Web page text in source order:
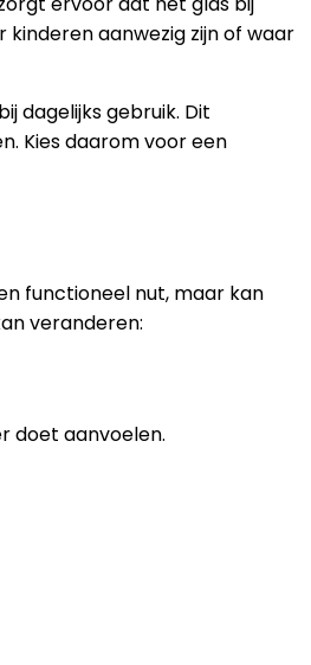
aanwezig zijn of waar
dagelijks gebruik. Dit
Kies daarom voor een
functioneel nut, maar kan
veranderen:
doet aanvoelen.